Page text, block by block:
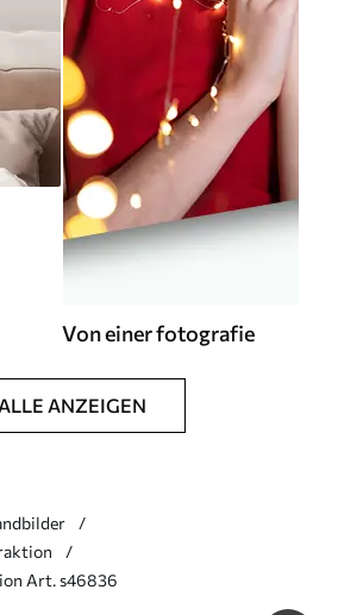
Von einer fotografie
ALLE ANZEIGEN
Art. s46836